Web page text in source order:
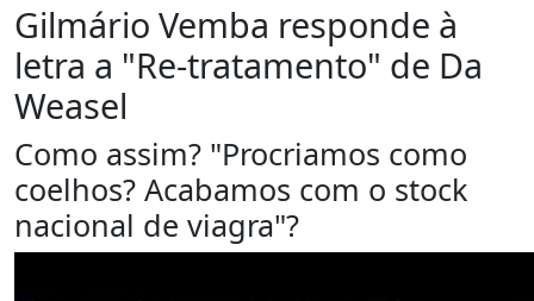
Gilmário Vemba responde à
letra a "Re-tratamento" de Da
Weasel
Como assim? "Procriamos como
coelhos? Acabamos com o stock
nacional de viagra"?